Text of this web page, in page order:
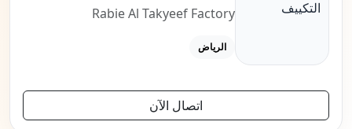
Rabie Al Takyeef Factory
الرياض
اتصال الآن